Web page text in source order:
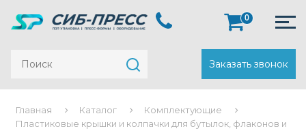
0
Заказать звонок
Главная Каталог
Комплектующие
Пластиковые крышки и колпачки для бутылок, флаконов и